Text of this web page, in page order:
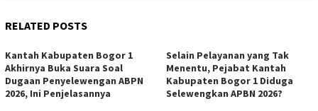
RELATED POSTS
Kantah Kabupaten Bogor 1
Akhirnya Buka Suara Soal
Dugaan Penyelewengan ABPN
2026, Ini Penjelasannya
Selain Pelayanan yang Tak
Menentu, Pejabat Kantah
Kabupaten Bogor 1 Diduga
Selewengkan APBN 2026?